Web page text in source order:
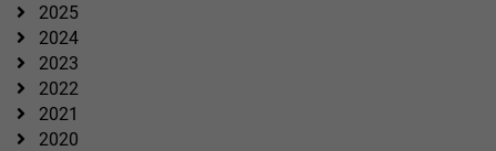
2025
2024
2023
2022
2021
2020